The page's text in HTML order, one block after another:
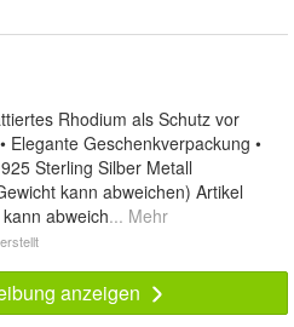
Rhodium als Schutz vor
Elegante Geschenkverpackung •
Sterling Silber Metall
kann abweichen) Artikel
abweich... Mehr
anzeigen